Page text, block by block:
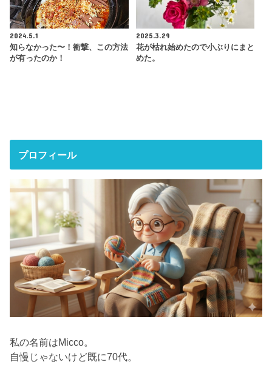
2024.5.1
知らなかった〜！衝撃、この方法
が有ったのか！
2025.3.29
花が枯れ始めたので小ぶりにまと
めた。
プロフィール
私の名前はMicco。
自慢じゃないけど既に70代。